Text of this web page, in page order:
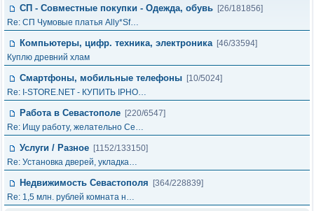
СП - Совместные покупки - Одежда, обувь [26/181856]
Re: СП Чумовые платья Ally*Sf…
Компьютеры, цифр. техника, электроника [46/33594]
Куплю древний хлам
Смартфоны, мобильные телефоны [10/5024]
Re: I-STORE.NET - КУПИТЬ IPHO…
Работа в Севастополе [220/6547]
Re: Ищу работу, желательно Се…
Услуги / Разное [1152/133150]
Re: Установка дверей, укладка…
Недвижимость Севастополя
[364/228839]
Re: 1,5 млн. рублей комната н…